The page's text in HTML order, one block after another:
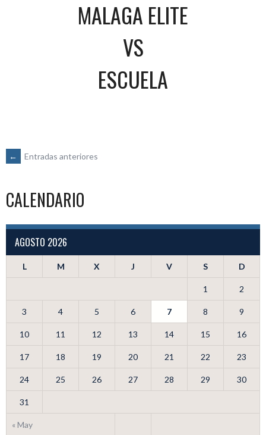
MALAGA ELITE
VS
ESCUELA
NAVEGACIÓN
DE
ENTRADAS
← Entradas anteriores
CALENDARIO
AGOSTO 2026
L M X J V S D
« May
1 2
3 4 5 6 7 8 9
10 11 12 13 14 15 16
17 18 19 20 21 22 23
24 25 26 27 28 29 30
31